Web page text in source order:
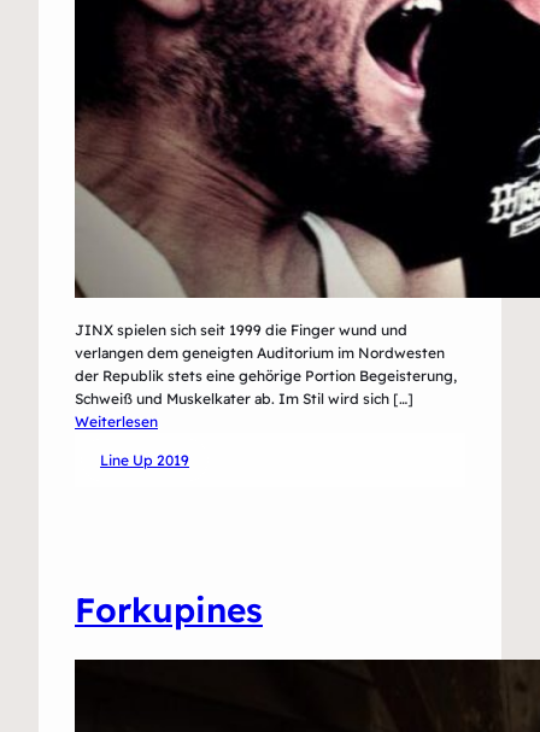
JINX spielen sich seit 1999 die Finger wund und
verlangen dem geneigten Auditorium im Nordwesten
der Republik stets eine gehörige Portion Begeisterung,
Schweiß und Muskelkater ab. Im Stil wird sich […]
Weiterlesen:
Line Up 2019
Forkupines